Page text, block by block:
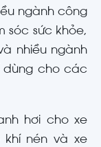
ngành công
sóc sức khỏe,
nhiều ngành
dùng cho các
hơi cho xe
nén và xe